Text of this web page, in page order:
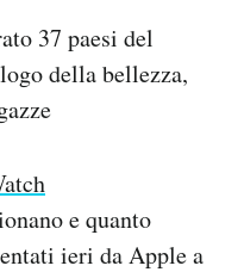
37 paesi del
della bellezza,
e quanto
ieri da Apple a